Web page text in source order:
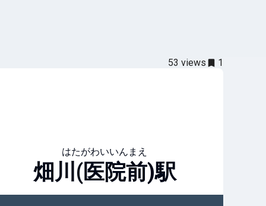
53 views 1
はたがわいいんまえ
畑川(医院前)駅